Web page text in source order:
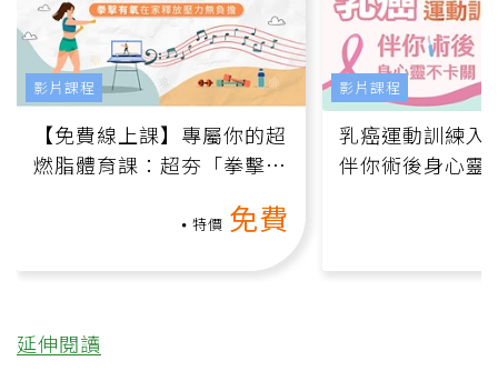
【免費線上課】專屬你的超
燃脂體育課：超夯「拳擊有
特價 免費
影片課程
乳癌運動訓練入
伴你術後身心靈
影片課程
延伸閱讀